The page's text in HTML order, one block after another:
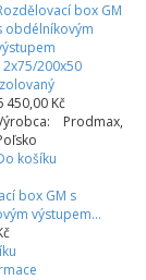
box GM
obdélníkovým
200x50
450,00 Kč
Prodmax,
košíku
box GM s
výstupem...